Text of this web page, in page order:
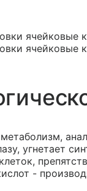
ячейковые
ячейковые
угнетает
-